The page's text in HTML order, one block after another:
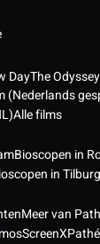
DayThe Odyssey
(Nederlands
Alle films
Bioscopen in
in Tilburg
Meer van
ScreenX